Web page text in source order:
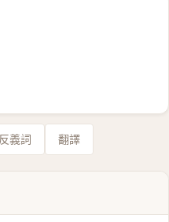
義詞 翻譯